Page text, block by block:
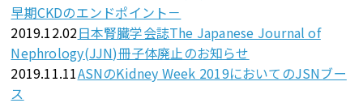
早期CKDのエンドポイント－
2019.12.02日本腎臓学会誌The Japanese Journal of
Nephrology(JJN)冊子体廃止のお知らせ
2019.11.11ASNのKidney Week 2019においてのJSNブー
ス